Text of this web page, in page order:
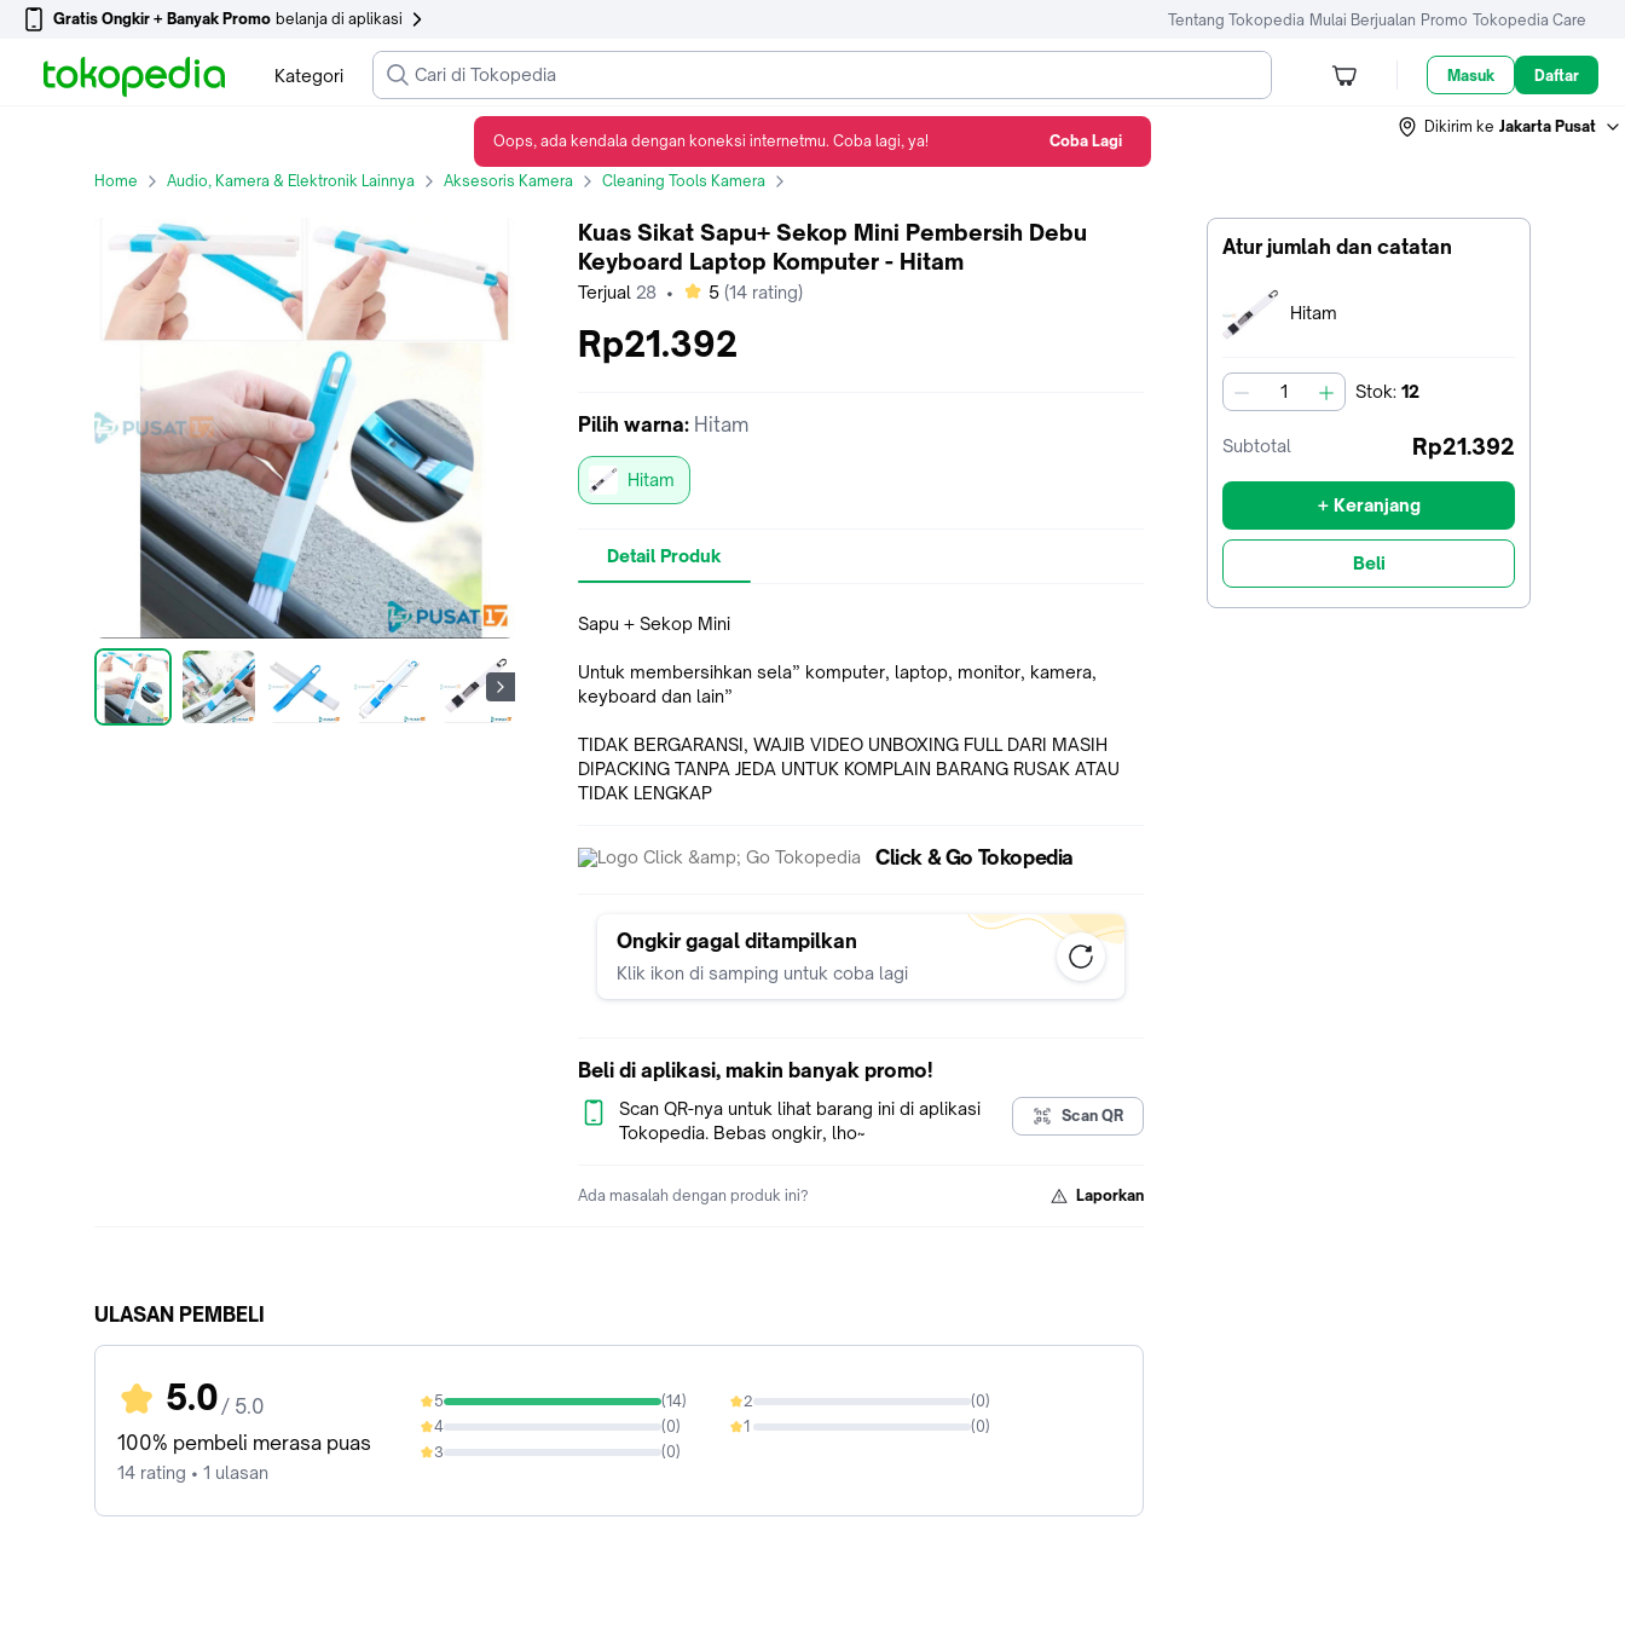
Gratis Ongkir + Banyak Promo belanja di aplikasi Tentang Tokopedia Mulai Berjualan Promo Tokopedia Care
Kategori Masuk Daftar
Dikirim ke Jakarta Pusat
Home Audio, Kamera & Elektronik Lainnya Aksesoris Kamera Cleaning Tools Kamera
Atur jumlah dan catatan
Terpilih:
Hitam
jumlah Stok: 12
Subtotal Rp21.392
+ Keranjang
Beli
Kuas Sikat Sapu+ Sekop Mini Pembersih Debu
Keyboard Laptop Komputer - Hitam
Terjual 28 • bintang
5 (14 rating)
Rp21.392
Pilih warna: Hitam
Hitam
Detail Produk
Sapu + Sekop Mini
Untuk membersihkan sela” komputer, laptop, monitor, kamera,
keyboard dan lain”
TIDAK BERGARANSI, WAJIB VIDEO UNBOXING FULL DARI MASIH
DIPACKING TANPA JEDA UNTUK KOMPLAIN BARANG RUSAK ATAU
TIDAK LENGKAP
Click & Go Tokopedia
Ongkir gagal ditampilkan
Klik ikon di samping untuk coba lagi
Beli di aplikasi, makin banyak promo!
Scan QR-nya untuk lihat barang ini di aplikasi
Tokopedia. Bebas ongkir, lho~
Scan QR
Ada masalah dengan produk ini? Laporkan
ULASAN PEMBELI
5.0 / 5.0
100% pembeli merasa puas
14 rating • 1 ulasan
5 (14)
100%
4 (0)
0%
3 (0)
0%
2 (0)
0%
1 (0)
0%
Oops, ada kendala dengan koneksi internetmu. Coba lagi, ya! Coba Lagi